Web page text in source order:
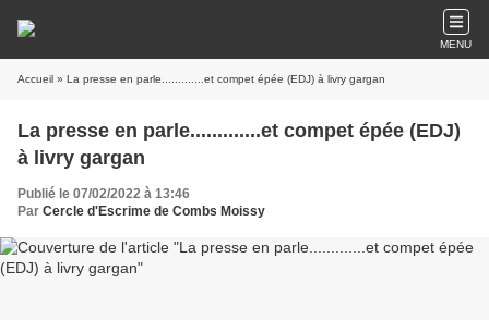
MENU
Accueil » La presse en parle.............et compet épée (EDJ) à livry gargan
La presse en parle.............et compet épée (EDJ)
à livry gargan
Publié le 07/02/2022 à 13:46
Par Cercle d'Escrime de Combs Moissy